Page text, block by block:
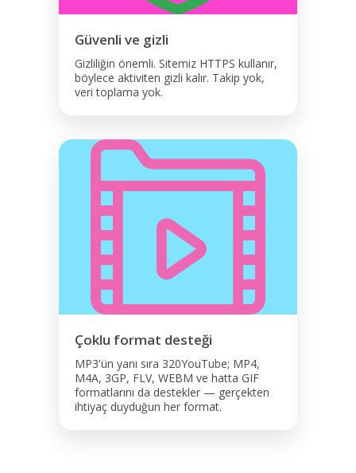
Güvenli ve gizli
Gizliliğin önemli. Sitemiz HTTPS kullanır,
böylece aktiviten gizli kalır. Takip yok,
veri toplama yok.
Çoklu format desteği
MP3'ün yanı sıra 320YouTube; MP4,
M4A, 3GP, FLV, WEBM ve hatta GIF
formatlarını da destekler — gerçekten
ihtiyaç duyduğun her format.